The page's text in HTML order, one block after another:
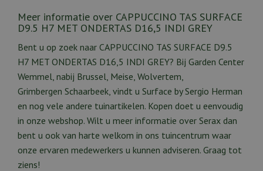
Meer informatie over CAPPUCCINO TAS SURFACE
D9.5 H7 MET ONDERTAS D16,5 INDI GREY
Bent u op zoek naar CAPPUCCINO TAS SURFACE D9.5
H7 MET ONDERTAS D16,5 INDI GREY? Bij Garden Center
Wemmel, nabij Brussel, Meise, Wolvertem,
Grimbergen Schaarbeek, vindt u Surface by Sergio Herman
en nog vele andere tuinartikelen. Kopen doet u eenvoudig
in onze webshop. Wilt u meer informatie over Serax dan
bent u ook van harte welkom in ons tuincentrum waar
onze ervaren medewerkers u kunnen adviseren. Graag tot
ziens!